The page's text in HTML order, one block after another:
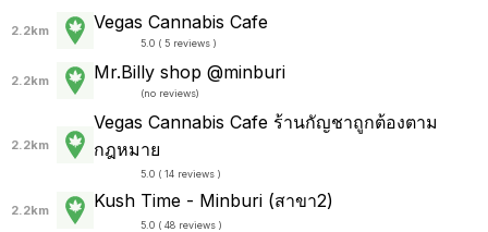
2.2km Vegas Cannabis Cafe
5.0 ( 5 reviews )
2.2km Mr.Billy shop @minburi
(no reviews)
2.2km
Vegas Cannabis Cafe ร้านกัญชาถูกต้องตาม
กฎหมาย
5.0 ( 14 reviews )
2.2km Kush Time - Minburi (สาขา2)
5.0 ( 48 reviews )